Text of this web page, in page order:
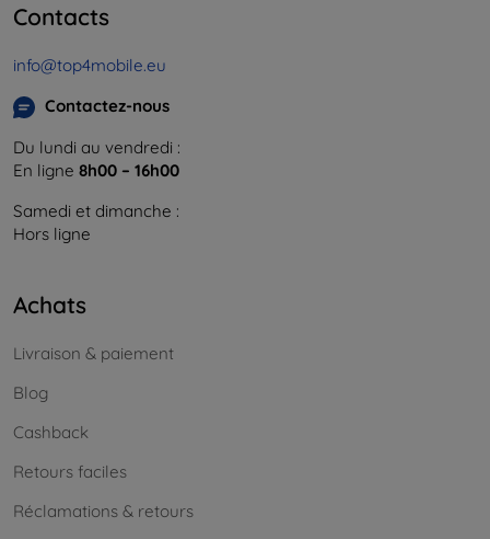
Contacts
info@top4mobile.eu
Contactez-nous
Du lundi au vendredi :
En ligne 8h00 – 16h00
Samedi et dimanche :
Hors ligne
Achats
Livraison & paiement
Blog
Cashback
Retours faciles
Réclamations & retours